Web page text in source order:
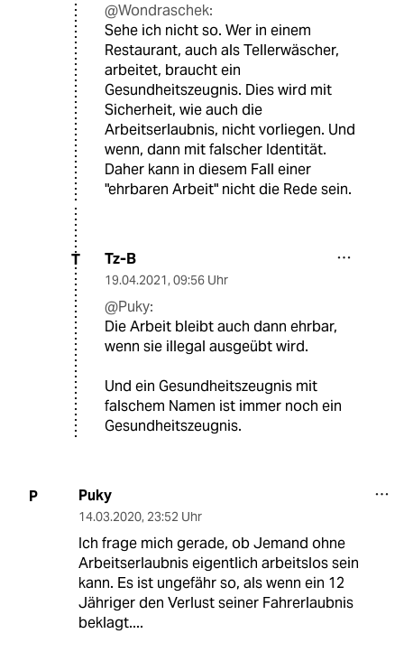
@Wondraschek:
Sehe ich nicht so. Wer in einem
Restaurant, auch als Tellerwäscher,
arbeitet, braucht ein
Gesundheitszeugnis. Dies wird mit
Sicherheit, wie auch die
Arbeitserlaubnis, nicht vorliegen. Und
wenn, dann mit falscher Identität.
Daher kann in diesem Fall einer
"ehrbaren Arbeit" nicht die Rede sein.
T Tz-B
19.04.2021, 09:56 Uhr
@Puky:
Die Arbeit bleibt auch dann ehrbar,
wenn sie illegal ausgeübt wird.
Und ein Gesundheitszeugnis mit
falschem Namen ist immer noch ein
Gesundheitszeugnis.
P Puky
14.03.2020, 23:52 Uhr
Ich frage mich gerade, ob Jemand ohne
Arbeitserlaubnis eigentlich arbeitslos sein
kann. Es ist ungefähr so, als wenn ein 12
Jähriger den Verlust seiner Fahrerlaubnis
beklagt....